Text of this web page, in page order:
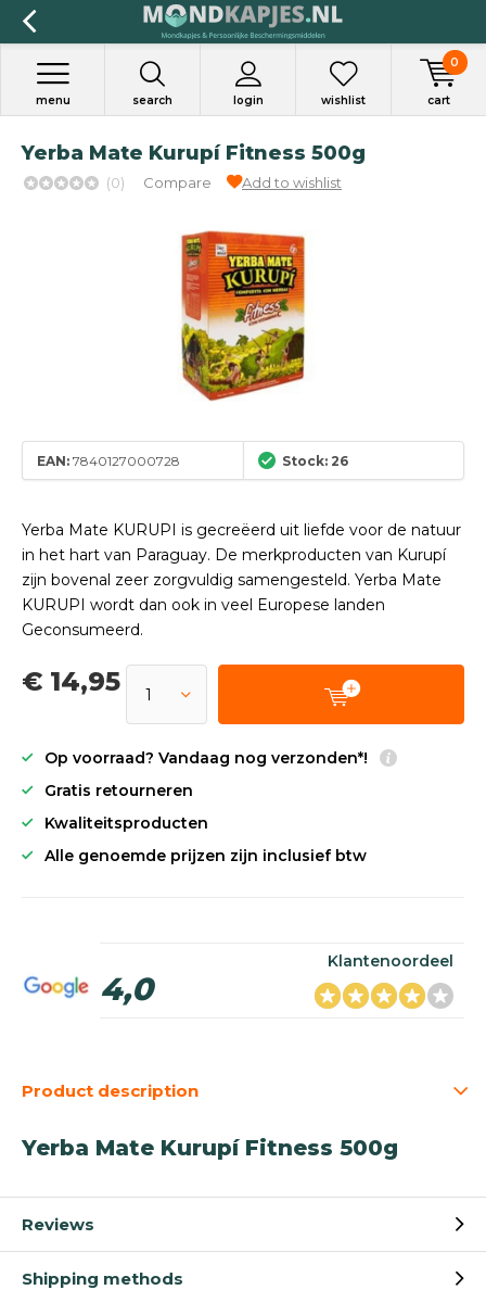
search login
menu wishlist cart
0
Yerba Mate Kurupí Fitness 500g
(0) Compare Add to wishlist
EAN: 7840127000728 Stock: 26
Yerba Mate KURUPI is gecreëerd uit liefde voor de natuur
in het hart van Paraguay. De merkproducten van Kurupí
zijn bovenal zeer zorgvuldig samengesteld. Yerba Mate
KURUPI wordt dan ook in veel Europese landen
Geconsumeerd.
€ 14,95
Op voorraad? Vandaag nog verzonden*!
Gratis retourneren
Kwaliteitsproducten
Alle genoemde prijzen zijn inclusief btw
4,0
Klantenoordeel
Product description
Yerba Mate Kurupí Fitness 500g
Reviews
Shipping methods